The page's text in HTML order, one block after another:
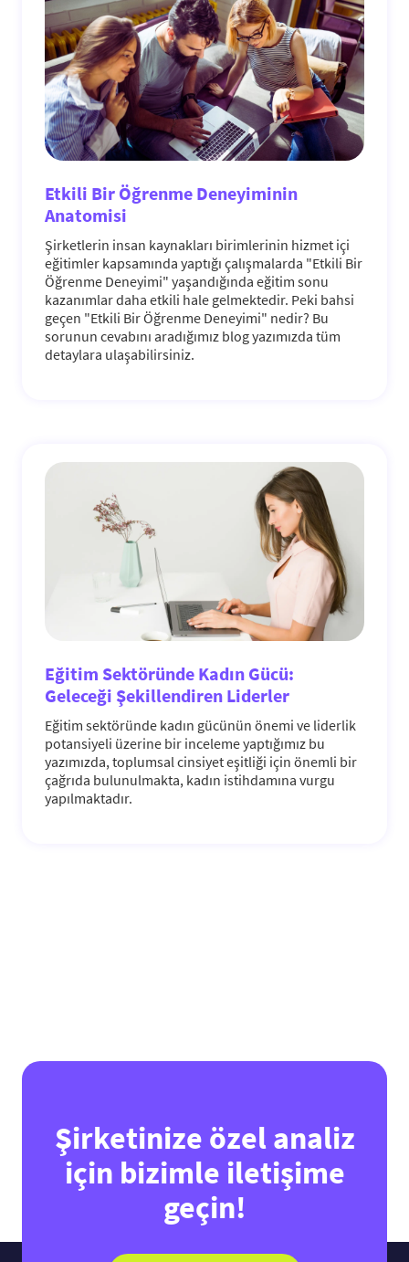
Etkili Bir Öğrenme Deneyiminin
Anatomisi
Şirketlerin insan kaynakları birimlerinin hizmet içi
eğitimler kapsamında yaptığı çalışmalarda "Etkili Bir
Öğrenme Deneyimi" yaşandığında eğitim sonu
kazanımlar daha etkili hale gelmektedir. Peki bahsi
geçen "Etkili Bir Öğrenme Deneyimi" nedir? Bu
sorunun cevabını aradığımız blog yazımızda tüm
detaylara ulaşabilirsiniz.
Eğitim Sektöründe Kadın Gücü:
Geleceği Şekillendiren Liderler
Eğitim sektöründe kadın gücünün önemi ve liderlik
potansiyeli üzerine bir inceleme yaptığımız bu
yazımızda, toplumsal cinsiyet eşitliği için önemli bir
çağrıda bulunulmakta, kadın istihdamına vurgu
yapılmaktadır.
Şirketinize özel analiz
için bizimle iletişime
geçin!